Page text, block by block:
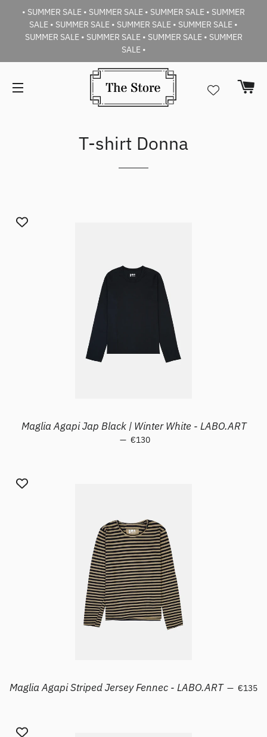
• SUMMER SALE • SUMMER SALE • SUMMER SALE • SUMMER
SALE • SUMMER SALE • SUMMER SALE • SUMMER SALE •
SUMMER SALE • SUMMER SALE • SUMMER SALE • SUMMER
SALE •
Navigazione del sito
T-shirt Donna
Maglia Agapi Jap Black | Winter White - LABO.ART
— Prezzo di listino
€130
Maglia Agapi Striped Jersey Fennec - LABO.ART — Prezzo
€135